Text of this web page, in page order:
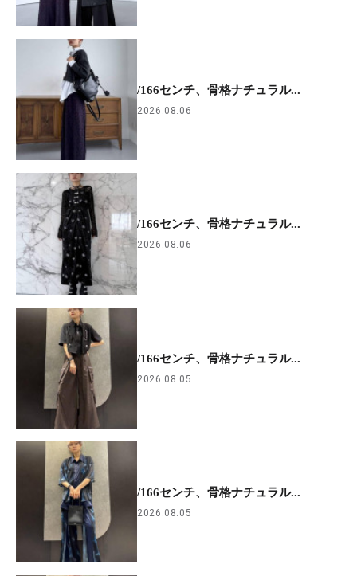
/166センチ、骨格ナチュラル...
2026.08.06
/166センチ、骨格ナチュラル...
2026.08.06
/166センチ、骨格ナチュラル...
2026.08.05
/166センチ、骨格ナチュラル...
2026.08.05